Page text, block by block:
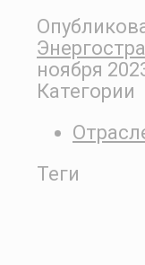
ноября
Категории
Теги